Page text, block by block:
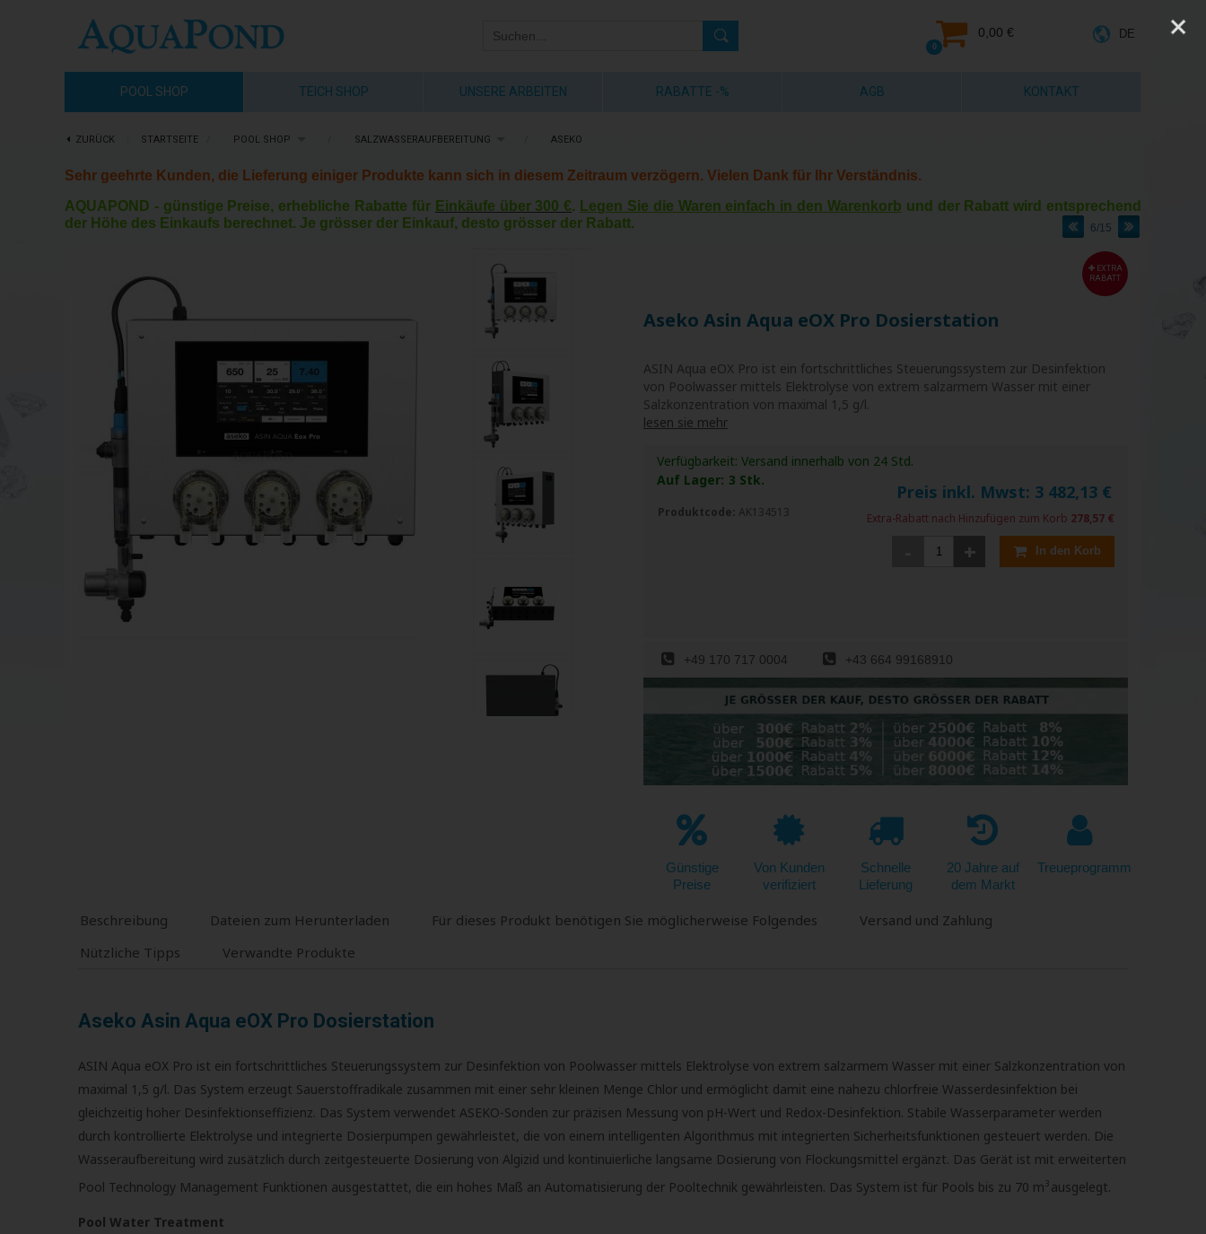
0,00 €
0
DE
POOL SHOP TEICH SHOP UNSERE ARBEITEN RABATTE -% AGB KONTAKT
ZURÜCK STARTSEITE POOL SHOP SALZWASSERAUFBEREITUNG ASEKO
Sehr geehrte Kunden, die Lieferung einiger Produkte kann sich in diesem Zeitraum verzögern. Vielen Dank für Ihr Verständnis.
AQUAPOND - günstige Preise, erhebliche Rabatte für Einkäufe über 300 €. Legen Sie die Waren einfach in den Warenkorb und der Rabatt wird entsprechend
der Höhe des Einkaufs berechnet. Je grösser der Einkauf, desto grösser der Rabatt.
6/15
EXTRA
RABATT
Aseko Asin Aqua eOX Pro Dosierstation
ASIN Aqua eOX Pro ist ein fortschrittliches Steuerungssystem zur Desinfektion
von Poolwasser mittels Elektrolyse von extrem salzarmem Wasser mit einer
Salzkonzentration von maximal 1,5 g/l.
lesen sie mehr
Produktcode: AK134513
Verfügbarkeit: Versand innerhalb von 24 Std.
Auf Lager: 3 Stk.
Preis inkl. Mwst: 3 482,13 €
Extra-Rabatt nach Hinzufügen zum Korb 278,57 €
+ In den Korb
+49 170 717 0004 +43 664 99168910
Günstige
Preise
Von Kunden
verifiziert
Schnelle
Lieferung
20 Jahre auf
dem Markt
Treueprogramm
Beschreibung Dateien zum Herunterladen Für dieses Produkt benötigen Sie möglicherweise Folgendes
Versand und Zahlung
Nützliche Tipps
Verwandte Produkte
Aseko Asin Aqua eOX Pro Dosierstation
ASIN Aqua eOX Pro ist ein fortschrittliches Steuerungssystem zur Desinfektion von Poolwasser mittels Elektrolyse von extrem salzarmem Wasser mit einer Salzkonzentration von
maximal 1,5 g/l. Das System erzeugt Sauerstoffradikale zusammen mit einer sehr kleinen Menge Chlor und ermöglicht damit eine nahezu chlorfreie Wasserdesinfektion bei
gleichzeitig hoher Desinfektionseffizienz. Das System verwendet ASEKO-Sonden zur präzisen Messung von pH-Wert und Redox-Desinfektion. Stabile Wasserparameter werden
durch kontrollierte Elektrolyse und integrierte Dosierpumpen gewährleistet, die von einem intelligenten Algorithmus mit integrierten Sicherheitsfunktionen gesteuert werden. Die
Wasseraufbereitung wird zusätzlich durch zeitgesteuerte Dosierung von Algizid und kontinuierliche langsame Dosierung von Flockungsmittel ergänzt. Das Gerät ist mit erweiterten
Pool Technology Management Funktionen ausgestattet, die ein hohes Maß an Automatisierung der Pooltechnik gewährleisten. Das System ist für Pools bis zu 70 m 3 ausgelegt.
Pool Water Treatment